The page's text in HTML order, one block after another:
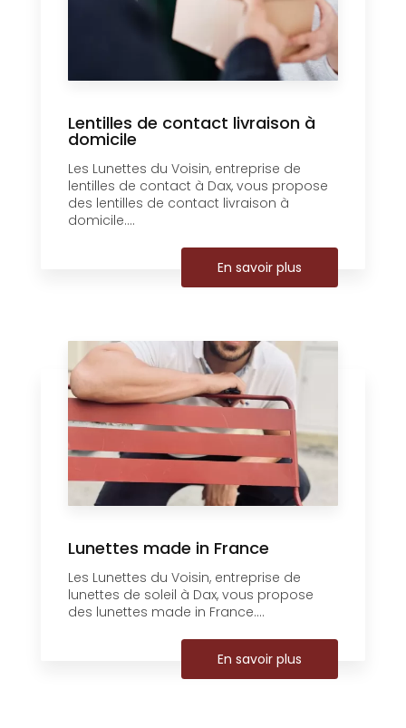
Lentilles de contact livraison à
domicile
Les Lunettes du Voisin, entreprise de
lentilles de contact à Dax, vous propose
des lentilles de contact livraison à
domicile....
En savoir plus
Lunettes made in France
Les Lunettes du Voisin, entreprise de
lunettes de soleil à Dax, vous propose
des lunettes made in France....
En savoir plus